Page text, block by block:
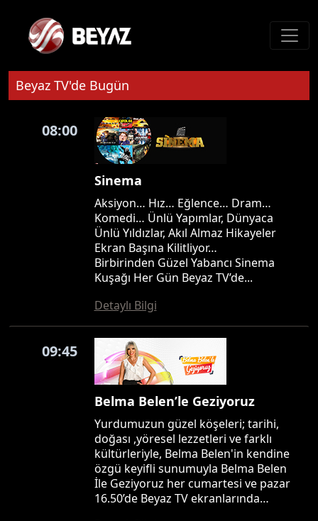
Beyaz TV'de Bugün
08:00
Sinema
Aksiyon… Hız… Eğlence… Dram…
Komedi… Ünlü Yapımlar, Dünyaca
Ünlü Yıldızlar, Akıl Almaz Hikayeler
Ekran Başına Kilitliyor…
Birbirinden Güzel Yabancı Sinema
Kuşağı Her Gün Beyaz TV’de...
Detaylı Bilgi
09:45
Belma Belen’le Geziyoruz
Yurdumuzun güzel köşeleri; tarihi,
doğası ,yöresel lezzetleri ve farklı
kültürleriyle, Belma Belen'in kendine
özgü keyifli sunumuyla Belma Belen
İle Geziyoruz her cumartesi ve pazar
16.50’de Beyaz TV ekranlarında…